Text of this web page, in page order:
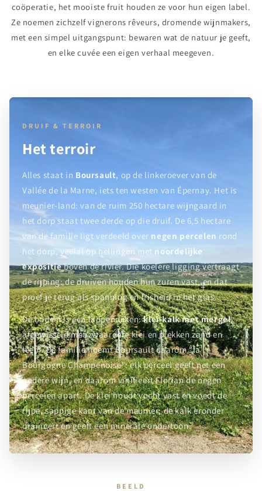
coöperatie, het mooiste fruit houden ze voor hun eigen label.
Ze noemen zichzelf vignerons rêveurs, dromende wijnmakers,
met een simpel uitgangspunt: bewaren wat de natuur je geeft,
en elke cuvée een eigen verhaal meegeven.
DRUIF & TERROIR
Het terroir
Alles staat in Boursault, op de linkeroever van de
Vallée de la Marne, iets ten westen van Épernay. Het is
meunier-land: van de ruim 250 hectare wijngaard in
het dorp staat twee derde op die druif. De 6,5 hectare
van de familie ligt verdeeld over negen percelen rond
het dorp, veelal op hellingen met noordelijke
expositieboven de rivier. Die koelere ligging vertraagt
de rijping: de druiven houden hun zuren vast, en dat
proef je terug als spanning en frisheid in het glas.
De bodem is een lappendeken:klei-kalk met mergel,
afgewisseld met zwaardere klei en plekken zand en
leem. De familie noemt Boursault daarom "la
Bourgogne Champenoise": elk perceel geeft net een
andere wijn, en daarom vinifieert Florian de negen
percelen apart. De klei houdt vocht vast en voedt de
rijpe, sappige kant van de meunier; de kalk eronder
draineert en geeft een minerale ondertoon.
BEELD